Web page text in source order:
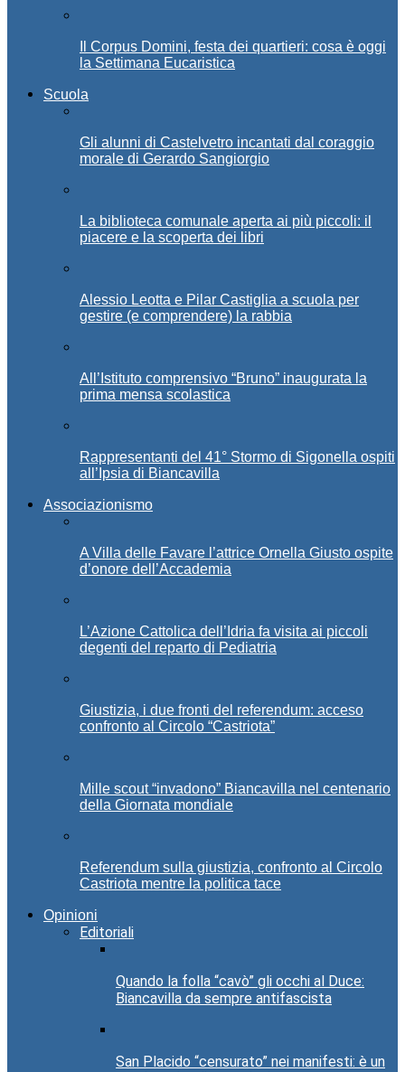
Il Corpus Domini, festa dei quartieri: cosa è oggi
la Settimana Eucaristica
Scuola
Gli alunni di Castelvetro incantati dal coraggio
morale di Gerardo Sangiorgio
La biblioteca comunale aperta ai più piccoli: il
piacere e la scoperta dei libri
Alessio Leotta e Pilar Castiglia a scuola per
gestire (e comprendere) la rabbia
All’Istituto comprensivo “Bruno” inaugurata la
prima mensa scolastica
Rappresentanti del 41° Stormo di Sigonella ospiti
all’Ipsia di Biancavilla
Associazionismo
A Villa delle Favare l’attrice Ornella Giusto ospite
d’onore dell’Accademia
L’Azione Cattolica dell’Idria fa visita ai piccoli
degenti del reparto di Pediatria
Giustizia, i due fronti del referendum: acceso
confronto al Circolo “Castriota”
Mille scout “invadono” Biancavilla nel centenario
della Giornata mondiale
Referendum sulla giustizia, confronto al Circolo
Castriota mentre la politica tace
Opinioni
Editoriali
Quando la folla “cavò” gli occhi al Duce:
Biancavilla da sempre antifascista
San Placido “censurato” nei manifesti: è un